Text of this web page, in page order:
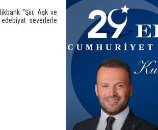
“Şiir, Aşk ve
severlerle